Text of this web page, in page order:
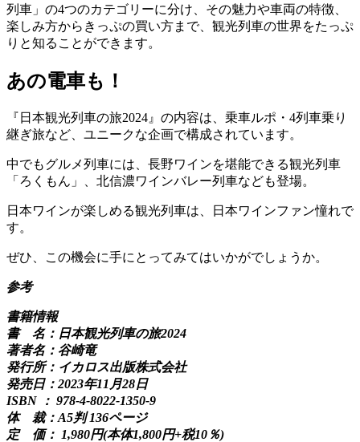
列車」の4つのカテゴリーに分け、その魅力や車両の特徴、
楽しみ方からきっぷの買い方まで、観光列車の世界をたっぷ
りと知ることができます。
あの電車も！
『日本観光列車の旅2024』の内容は、乗車ルポ・4列車乗り
継ぎ旅など、ユニークな企画で構成されています。
中でもグルメ列車には、長野ワインを堪能できる観光列車
「ろくもん」、北信濃ワインバレー列車なども登場。
日本ワインが楽しめる観光列車は、日本ワインファン憧れで
す。
ぜひ、この機会に手にとってみてはいかがでしょうか。
参考
書籍情報
書 名：日本観光列車の旅2024
著者名：谷崎竜
発行所：イカロス出版株式会社
発売日：2023年11月28日
ISBN ： 978-4-8022-1350-9
体 裁：A5判 136ページ
定 価： 1,980円(本体1,800円+税10％)